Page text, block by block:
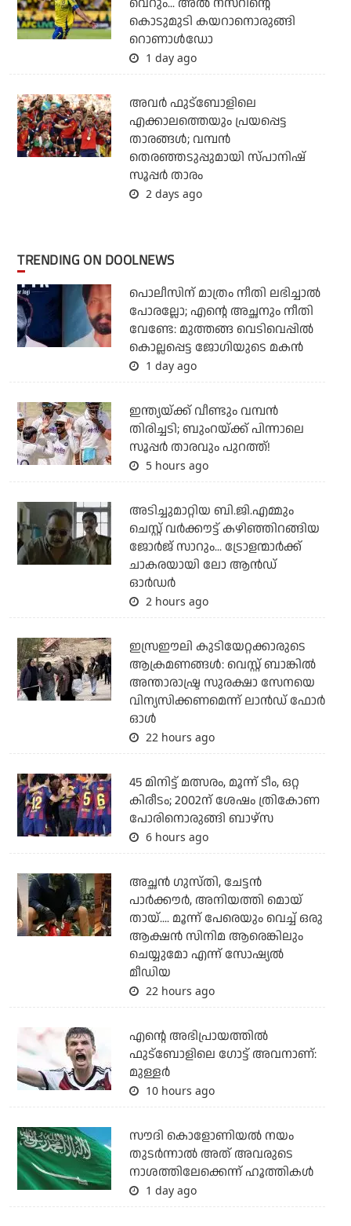
കൊടുമുടി കയറാനൊരുങ്ങി
റൊണാള്‍ഡോ
1 day ago
അവര്‍ ഫുട്‌ബോളിലെ
എക്കാലത്തെയും പ്രയപ്പെട്ട
താരങ്ങള്‍; വമ്പന്‍
തെരഞ്ഞടുപ്പുമായി സ്പാനിഷ്
സൂപ്പര്‍ താരം
2 days ago
TRENDING ON DOOLNEWS
പൊലീസിന് മാത്രം നീതി ലഭിച്ചാല്‍
പോരല്ലോ; എന്റെ അച്ഛനും നീതി
വേണ്ടേ: മുത്തങ്ങ വെടിവെപ്പില്‍
കൊല്ലപ്പെട്ട ജോഗിയുടെ മകന്‍
1 day ago
ഇന്ത്യയ്ക്ക് വീണ്ടും വമ്പന്‍
തിരിച്ചടി; ബുംറയ്ക്ക് പിന്നാലെ
സൂപ്പര്‍ താരവും പുറത്ത്!
5 hours ago
അടിച്ചുമാറ്റിയ ബി.ജി.എമ്മും
ചെസ്റ്റ് വര്‍ക്കൗട്ട് കഴിഞ്ഞിറങ്ങിയ
ജോര്‍ജ് സാറും... ട്രോളന്മാര്‍ക്ക്
ചാകരയായി ലോ ആന്‍ഡ്
ഓര്‍ഡര്‍
2 hours ago
ഇസ്രഈലി കുടിയേറ്റക്കാരുടെ
ആക്രമണങ്ങള്‍: വെസ്റ്റ് ബാങ്കില്‍
അന്താരാഷ്ട്ര സുരക്ഷാ സേനയെ
വിന്യസിക്കണമെന്ന് ലാന്‍ഡ് ഫോര്‍
ഓള്‍
22 hours ago
45 മിനിട്ട് മത്സരം, മൂന്ന് ടീം, ഒറ്റ
കിരീടം; 2002ന് ശേഷം ത്രികോണ
പോരിനൊരുങ്ങി ബാഴ്‌സ
6 hours ago
അച്ഛന്‍ ഗുസ്തി, ചേട്ടന്‍
പാര്‍ക്കൗര്‍, അനിയത്തി മൊയ്
തായ്.... മൂന്ന് പേരെയും വെച്ച് ഒരു
ആക്ഷന്‍ സിനിമ ആരെങ്കിലും
ചെയ്യുമോ എന്ന് സോഷ്യല്‍
മീഡിയ
22 hours ago
എന്റെ അഭിപ്രായത്തില്‍
ഫുട്‌ബോളിലെ ഗോട്ട് അവനാണ്:
മുള്ളര്‍
10 hours ago
സൗദി കൊളോണിയല്‍ നയം
തുടര്‍ന്നാല്‍ അത് അവരുടെ
നാശത്തിലേക്കെന്ന് ഹൂത്തികള്‍
1 day ago